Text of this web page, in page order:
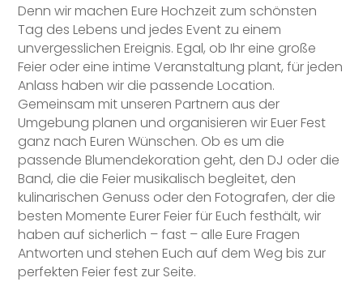
Denn wir machen Eure Hochzeit zum schönsten
Tag des Lebens und jedes Event zu einem
unvergesslichen Ereignis. Egal, ob Ihr eine große
Feier oder eine intime Veranstaltung plant, für jeden
Anlass haben wir die passende Location.
Gemeinsam mit unseren Partnern aus der
Umgebung planen und organisieren wir Euer Fest
ganz nach Euren Wünschen. Ob es um die
passende Blumendekoration geht, den DJ oder die
Band, die die Feier musikalisch begleitet, den
kulinarischen Genuss oder den Fotografen, der die
besten Momente Eurer Feier für Euch festhält, wir
haben auf sicherlich – fast – alle Eure Fragen
Antworten und stehen Euch auf dem Weg bis zur
perfekten Feier fest zur Seite.